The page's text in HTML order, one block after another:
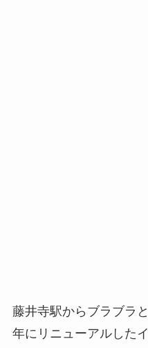
藤井寺駅からブラブラ
年にリニューアルした